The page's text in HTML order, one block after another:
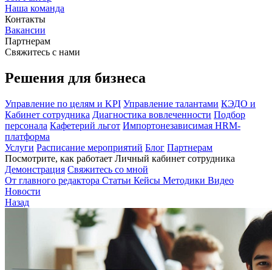
Наша команда
Контакты
Вакансии
Партнерам
Свяжитесь с нами
Решения для бизнеса
Управление по целям и KPI Управление талантами КЭДО и
Кабинет сотрудника Диагностика вовлеченности Подбор
персонала Кафетерий льгот Импортонезависимая HRM-
платформа
Услуги Расписание мероприятий Блог Партнерам
Посмотрите, как работает Личный кабинет сотрудника
Демонстрация Свяжитесь со мной
От главного редактора Статьи Кейсы Методики Видео
Новости
Назад